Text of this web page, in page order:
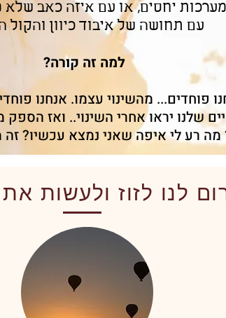
יחסים, או עם איזה כאב שלא
עם תחושה של איבוד כיוון והקול
למה זה קורה?
פוחדים... מהשינוי עצמו. אנחנו
שלנו יראו אחרי השינוי.. ואז
מה רע לי איפה שאני נמצא עכשיו?
לנו לזוז ולעשות